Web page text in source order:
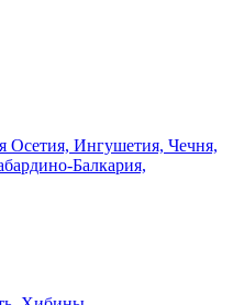
Осетия, Ингушетия, Чечня,
Балкария,